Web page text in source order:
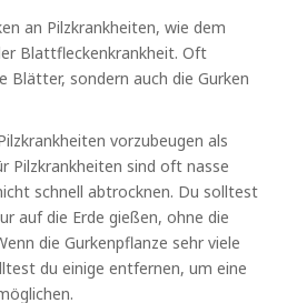
an Pilzkrankheiten, wie dem
Blattfleckenkrankheit. Oft
Blätter, sondern auch die Gurken
vorzubeugen als
Pilzkrankheiten sind oft nasse
schnell abtrocknen. Du solltest
auf die Erde gießen, ohne die
die Gurkenpflanze sehr viele
du einige entfernen, um eine